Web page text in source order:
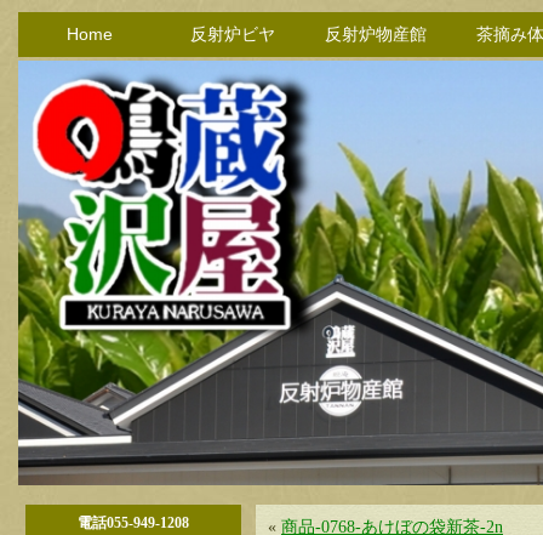
Home 反射炉ビヤ 反射炉物産館 茶摘み
電話055-949-1208 « 商品-0768-あけぼの袋新茶-2n